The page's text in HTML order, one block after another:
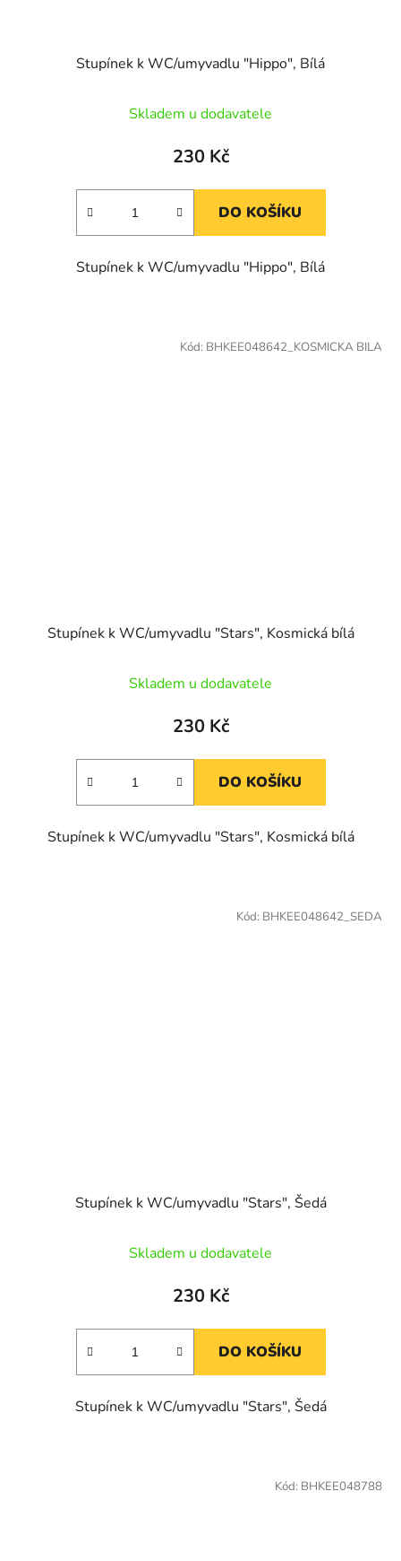
Stupínek k WC/umyvadlu "Hippo", Bílá
Skladem u dodavatele
230 Kč
DO KOŠÍKU
Stupínek k WC/umyvadlu "Hippo", Bílá
Stupínek k WC/umyvadlu "Stars", Kosmická bílá
Skladem u dodavatele
230 Kč
DO KOŠÍKU
Stupínek k WC/umyvadlu "Stars", Kosmická bílá
Kód: BHKEE048642_KOSMICKA BILA
Stupínek k WC/umyvadlu "Stars", Šedá
Skladem u dodavatele
230 Kč
DO KOŠÍKU
Stupínek k WC/umyvadlu "Stars", Šedá
Kód: BHKEE048642_SEDA
Kód: BHKEE048788